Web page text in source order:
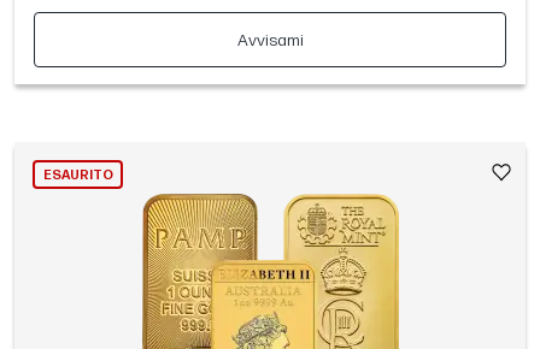
Avvisami
ESAURITO